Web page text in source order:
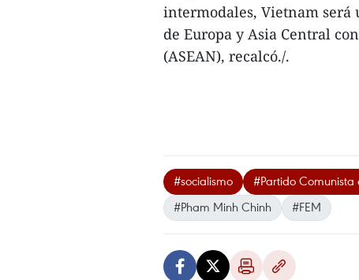
intermodales, Vietnam será
de Europa y Asia Central
(ASEAN), recalcó./.
#socialismo #Partido Comunista
#Pham Minh Chinh
#FEM